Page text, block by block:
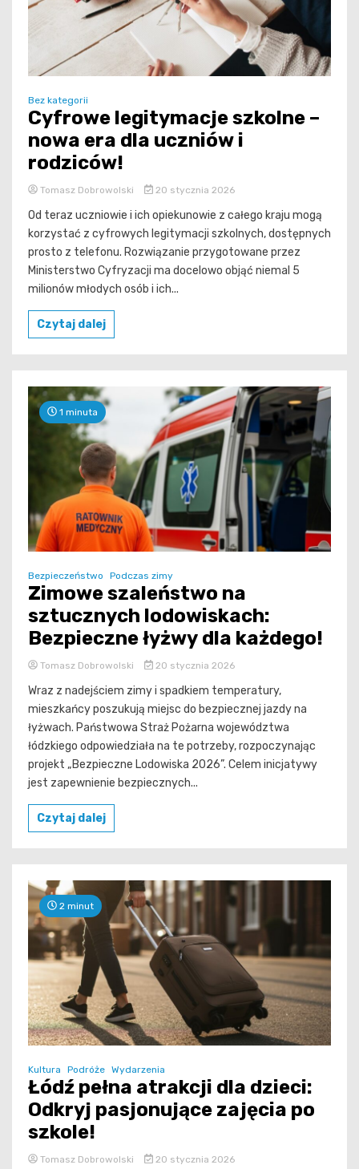
Bez kategorii
Cyfrowe legitymacje szkolne –
nowa era dla uczniów i
rodziców!
Tomasz Dobrowolski 20 stycznia 2026
Od teraz uczniowie i ich opiekunowie z całego kraju mogą
korzystać z cyfrowych legitymacji szkolnych, dostępnych
prosto z telefonu. Rozwiązanie przygotowane przez
Ministerstwo Cyfryzacji ma docelowo objąć niemal 5
milionów młodych osób i ich...
Czytaj dalej
1 minuta
Bezpieczeństwo Podczas zimy
Zimowe szaleństwo na
sztucznych lodowiskach:
Bezpieczne łyżwy dla każdego!
Tomasz Dobrowolski 20 stycznia 2026
Wraz z nadejściem zimy i spadkiem temperatury,
mieszkańcy poszukują miejsc do bezpiecznej jazdy na
łyżwach. Państwowa Straż Pożarna województwa
łódzkiego odpowiedziała na te potrzeby, rozpoczynając
projekt „Bezpieczne Lodowiska 2026”. Celem inicjatywy
jest zapewnienie bezpiecznych...
Czytaj dalej
2 minut
Kultura Podróże Wydarzenia
Łódź pełna atrakcji dla dzieci:
Odkryj pasjonujące zajęcia po
szkole!
Tomasz Dobrowolski 20 stycznia 2026